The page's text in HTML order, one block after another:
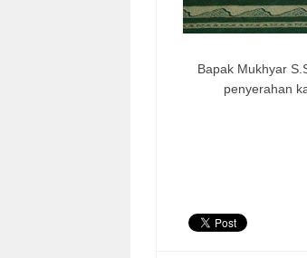
Bapak Mukhyar
penyerahan